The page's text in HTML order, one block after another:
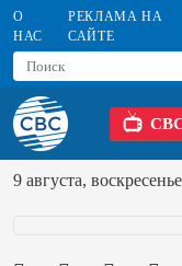
О
НАС
РЕКЛАМА НА
САЙТЕ
9 августа, воскресенье